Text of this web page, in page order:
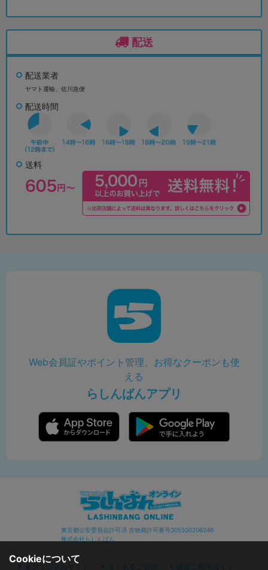
配送
配送業者
ヤマト運輸、佐川急便
配送時間
送料
Web会員証やポイント管理、お得なクーポンも使
える
らしんばんアプリ
東京都公安委員会許可済 古物商許可番号305500206246
株式会社らしんばん
オフィシャルサイト よくあるご質問 通販ご利用ガイド
Cookieについて